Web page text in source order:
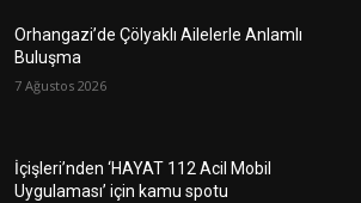
Orhangazi’de Çölyaklı Ailelerle Anlamlı
Buluşma
7 Ağustos 2026
İçişleri’nden ‘HAYAT 112 Acil Mobil
Uygulaması’ için kamu spotu